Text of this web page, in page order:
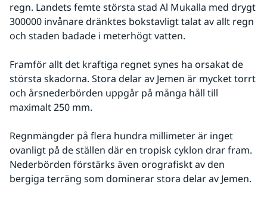
regn. Landets femte största stad Al Mukalla med drygt
300000 invånare dränktes bokstavligt talat av allt regn
och staden badade i meterhögt vatten.
Framför allt det kraftiga regnet synes ha orsakat de
största skadorna. Stora delar av Jemen är mycket torrt
och årsnederbörden uppgår på många håll till
maximalt 250 mm.
Regnmängder på flera hundra millimeter är inget
ovanligt på de ställen där en tropisk cyklon drar fram.
Nederbörden förstärks även orografiskt av den
bergiga terräng som dominerar stora delar av Jemen.